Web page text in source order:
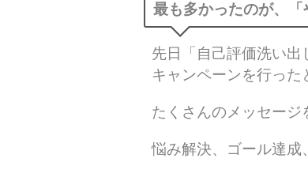
最も多かったのが、「
先日「自己評価洗い出
キャンペーンを行った
たくさんのメッセージ
悩み解決、ゴール達成